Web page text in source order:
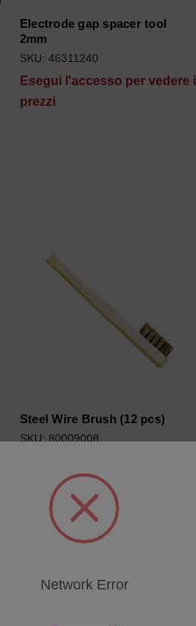
Electrode gap spacer tool
2mm
SKU: 46311240
Esegui l'accesso per vedere i
prezzi
Steel Wire Brush (12 pcs)
SKU: 80009008
Network Error